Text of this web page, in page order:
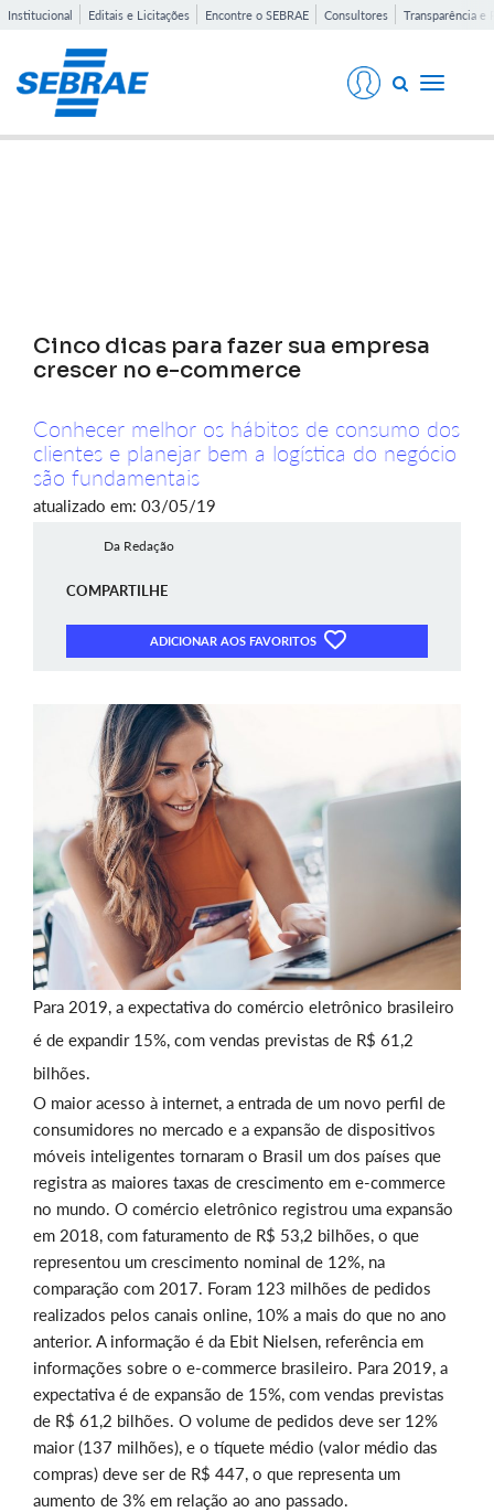
Institucional Editais e Licitações Encontre o SEBRAE Consultores Transparência e
Toggle
Cinco dicas para fazer sua empresa
crescer no e-commerce
Conhecer melhor os hábitos de consumo dos
clientes e planejar bem a logística do negócio
são fundamentais
atualizado em: 03/05/19
Da Redação
COMPARTILHE
ADICIONAR AOS FAVORITOS
Para 2019, a expectativa do comércio eletrônico brasileiro
é de expandir 15%, com vendas previstas de R$ 61,2
bilhões.
O maior acesso à internet, a entrada de um novo perfil de
consumidores no mercado e a expansão de dispositivos
móveis inteligentes tornaram o Brasil um dos países que
registra as maiores taxas de crescimento em e-commerce
no mundo. O comércio eletrônico registrou uma expansão
em 2018, com faturamento de R$ 53,2 bilhões, o que
representou um crescimento nominal de 12%, na
comparação com 2017. Foram 123 milhões de pedidos
realizados pelos canais online, 10% a mais do que no ano
anterior. A informação é da Ebit Nielsen, referência em
informações sobre o e-commerce brasileiro. Para 2019, a
expectativa é de expansão de 15%, com vendas previstas
de R$ 61,2 bilhões. O volume de pedidos deve ser 12%
maior (137 milhões), e o tíquete médio (valor médio das
compras) deve ser de R$ 447, o que representa um
aumento de 3% em relação ao ano passado.